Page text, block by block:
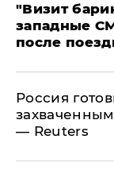
"Визит
западные
после
​Россия
— Reuters